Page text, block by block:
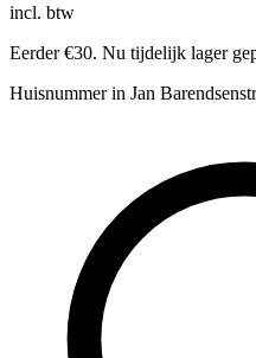
incl. btw
Eerder €30. Nu tijdelijk lager
Huisnummer in Jan